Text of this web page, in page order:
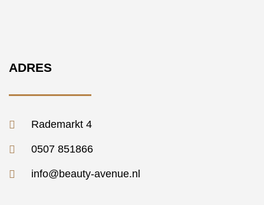
ADRES
Rademarkt 4
0507 851866
info@beauty-avenue.nl